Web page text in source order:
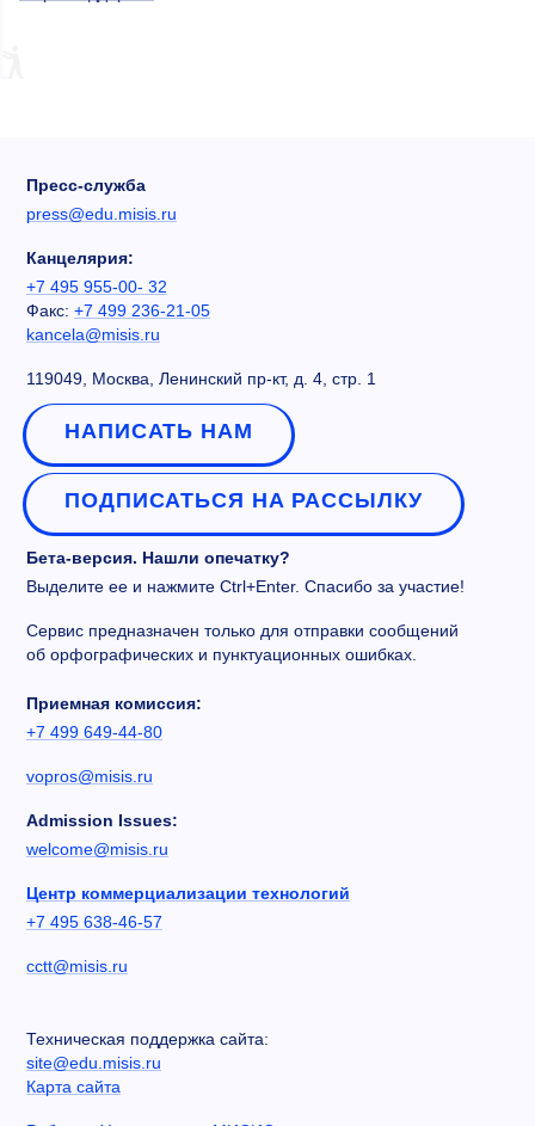
Пресс-служба
press@edu.misis.ru
Канцелярия:
+7 495 955-00- 32
Факс: +7 499 236-21-05
kancela@misis.ru
119049, Москва, Ленинский пр-кт, д. 4, стр. 1
НАПИСАТЬ НАМ
ПОДПИСАТЬСЯ НА РАССЫЛКУ
Бета-версия. Нашли опечатку?
Выделите ее и нажмите Ctrl+Enter. Спасибо за участие!
Сервис предназначен только для отправки сообщений
об орфографических и пунктуационных ошибках.
Приемная комиссия:
+7 499 649-44-80
vopros@misis.ru
Admission Issues:
welcome@misis.ru
Центр коммерциализации технологий
+7 495 638-46-57
cctt@misis.ru
Техническая поддержка сайта:
site@edu.misis.ru
Карта сайта